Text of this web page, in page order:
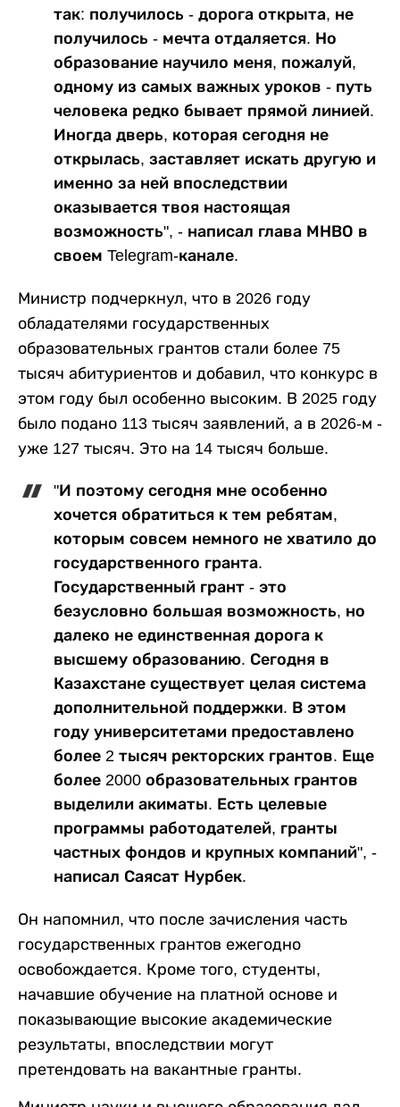
так: получилось - дорога открыта, не
получилось - мечта отдаляется. Но
образование научило меня, пожалуй,
одному из самых важных уроков - путь
человека редко бывает прямой линией.
Иногда дверь, которая сегодня не
открылась, заставляет искать другую и
именно за ней впоследствии
оказывается твоя настоящая
возможность", - написал глава МНВО в
своем Telegram-канале.
Министр подчеркнул, что в 2026 году
обладателями государственных
образовательных грантов стали более 75
тысяч абитуриентов и добавил, что конкурс в
этом году был особенно высоким. В 2025 году
было подано 113 тысяч заявлений, а в 2026-м -
уже 127 тысяч. Это на 14 тысяч больше.
"И поэтому сегодня мне особенно
хочется обратиться к тем ребятам,
которым совсем немного не хватило до
государственного гранта.
Государственный грант - это
безусловно большая возможность, но
далеко не единственная дорога к
высшему образованию. Сегодня в
Казахстане существует целая система
дополнительной поддержки. В этом
году университетами предоставлено
более 2 тысяч ректорских грантов. Еще
более 2000 образовательных грантов
выделили акиматы. Есть целевые
программы работодателей, гранты
частных фондов и крупных компаний", -
написал Саясат Нурбек.
Он напомнил, что после зачисления часть
государственных грантов ежегодно
освобождается. Кроме того, студенты,
начавшие обучение на платной основе и
показывающие высокие академические
результаты, впоследствии могут
претендовать на вакантные гранты.